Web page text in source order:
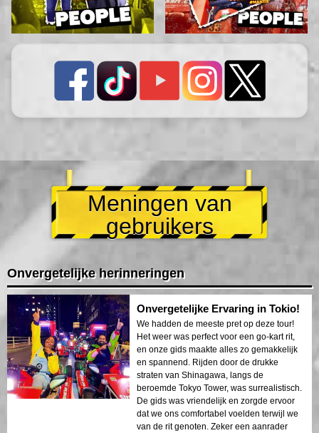
Meningen van
gebruikers
Onvergetelijke herinneringen
Onvergetelijke Ervaring in Tokio!
We hadden de meeste pret op deze tour!
Het weer was perfect voor een go-kart rit,
en onze gids maakte alles zo gemakkelijk
en spannend. Rijden door de drukke
straten van Shinagawa, langs de
beroemde Tokyo Tower, was surrealistisch.
De gids was vriendelijk en zorgde ervoor
dat we ons comfortabel voelden terwijl we
van de rit genoten. Zeker een aanrader